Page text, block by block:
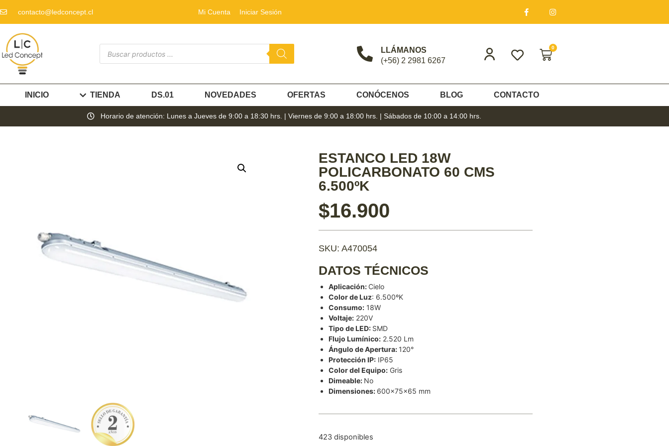
contacto@ledconcept.cl Mi Cuenta Iniciar Sesión
LLÁMANOS
(+56) 2 2981 6267
0
INICIO TIENDA DS.01 NOVEDADES OFERTAS CONÓCENOS BLOG CONTACTO
Horario de atención: Lunes a Jueves de 9:00 a 18:30 hrs. | Viernes de 9:00 a 18:00 hrs. | Sábados de 10:00 a 14:00 hrs.
ESTANCO LED 18W
POLICARBONATO 60 CMS
6.500ºK
$16.900
SKU: A470054
DATOS TÉCNICOS
Aplicación: Cielo
Color de Luz: 6.500ºK
Consumo: 18W
Voltaje: 220V
Tipo de LED: SMD
Flujo Lumínico: 2.520 Lm
Ángulo de Apertura: 120°
Protección IP: IP65
Color del Equipo: Gris
Dimeable: No
Dimensiones: 600x75x65 mm
423 disponibles